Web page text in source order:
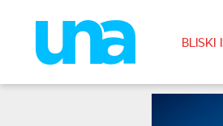
BLISKI